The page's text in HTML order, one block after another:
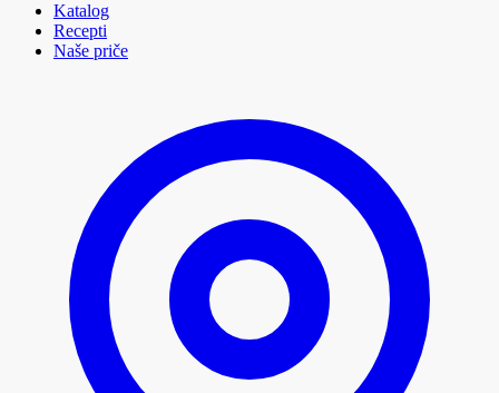
Katalog
Recepti
Naše priče